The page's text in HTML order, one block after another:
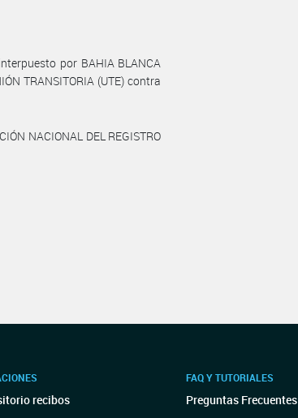
por BAHIA BLANCA
TRANSITORIA (UTE) contra
NACIONAL DEL REGISTRO
recibos
FAQ Y TUTORIALES
Preguntas Frecuentes